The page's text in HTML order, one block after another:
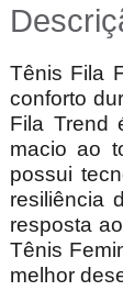
Tênis Fila
conforto
Fila Trend
macio ao
possui
resiliência
resposta
Tênis
melhor